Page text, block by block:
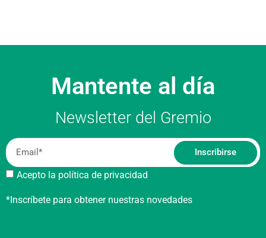
Mantente al día
Newsletter del Gremio
Acepto la política de privacidad
Inscribirse
*Inscríbete para obtener nuestras novedades